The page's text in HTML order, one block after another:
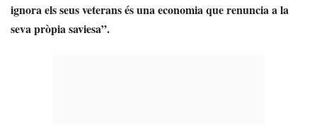
ignora els seus veterans és una economia que renuncia a la
seva pròpia saviesa”.